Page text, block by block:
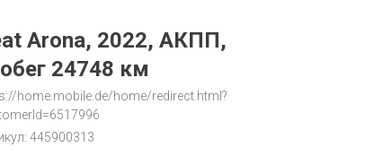
Arona, 2022, АКПП,
24748 км
home.mobile.de/home/redirect.html?
445900313